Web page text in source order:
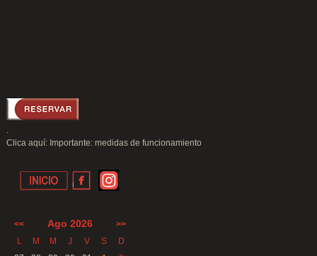
.
Clica aquí: Importante: medidas de funcionamiento
<< Ago 2026
>>
L
M M J V S
D